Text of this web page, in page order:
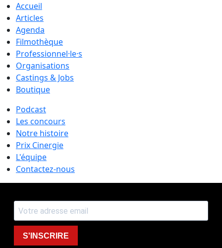
Accueil
Articles
Agenda
Filmothèque
Professionnel·le·s
Organisations
Castings & Jobs
Boutique
Podcast
Les concours
Notre histoire
Prix Cinergie
L'équipe
Contactez-nous
S'INSCRIRE